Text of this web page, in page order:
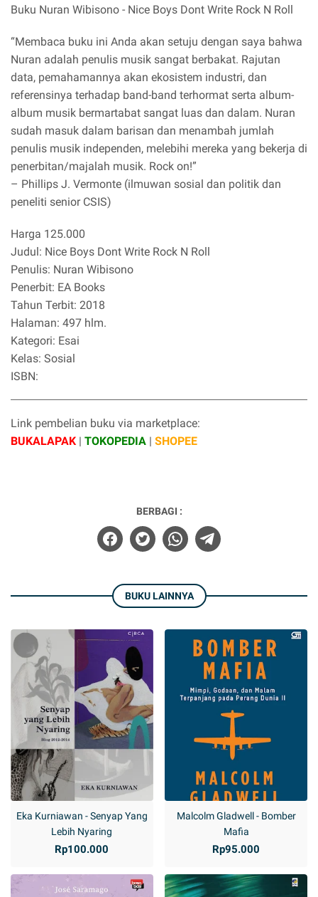
Buku Nuran Wibisono - Nice Boys Dont Write Rock N Roll
“Membaca buku ini Anda akan setuju dengan saya bahwa
Nuran adalah penulis musik sangat berbakat. Rajutan
data, pemahamannya akan ekosistem industri, dan
referensinya terhadap band-band terhormat serta album-
album musik bermartabat sangat luas dan dalam. Nuran
sudah masuk dalam barisan dan menambah jumlah
penulis musik independen, melebihi mereka yang bekerja di
penerbitan/majalah musik. Rock on!”
– Phillips J. Vermonte (ilmuwan sosial dan politik dan
peneliti senior CSIS)
Harga 125.000
Judul: Nice Boys Dont Write Rock N Roll
Penulis: Nuran Wibisono
Penerbit: EA Books
Tahun Terbit: 2018
Halaman: 497 hlm.
Kategori: Esai
Kelas: Sosial
ISBN:
Link pembelian buku via marketplace:
BUKALAPAK | TOKOPEDIA | SHOPEE
BERBAGI :
BUKU LAINNYA
Eka Kurniawan - Senyap Yang
Lebih Nyaring
Rp100.000
Malcolm Gladwell - Bomber
Mafia
Rp95.000